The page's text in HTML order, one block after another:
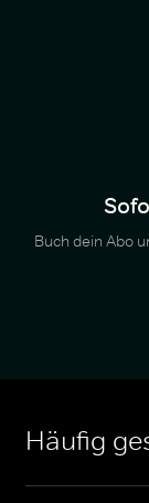
Buch dein Abo
Häufig